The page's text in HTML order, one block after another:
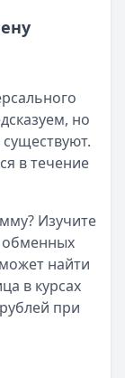
но
в течение
Изучите
обменных
найти
в курсах
при